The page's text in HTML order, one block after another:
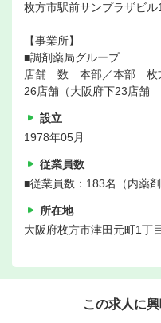
枚方市駅前サンプラザビル
【事業所】
■調剤薬局グループ
店舗 数 本部／本部 枚方
26店舗（大阪府下23店舗
設立
1978年05月
従業員数
■従業員数：183名（内薬剤
所在地
大阪府枚方市津田元町1
この求人に